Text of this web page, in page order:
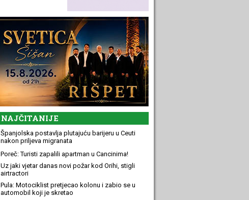
NAJČITANIJE
Španjolska postavlja plutajuću barijeru u Ceuti
nakon priljeva migranata
Poreč: Turisti zapalili apartman u Cancinima!
Uz jaki vjetar danas novi požar kod Orihi, stigli
airtractori
Pula: Motociklist pretjecao kolonu i zabio se u
automobil koji je skretao